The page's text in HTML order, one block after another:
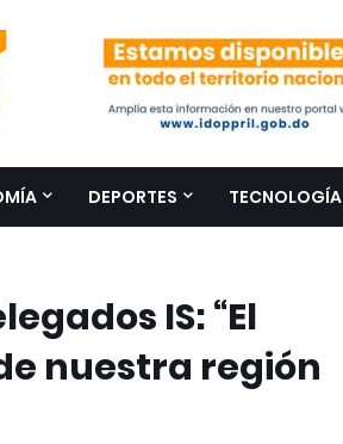
DEPORTES TECNOLOGÍA
IS: “El
nuestra región